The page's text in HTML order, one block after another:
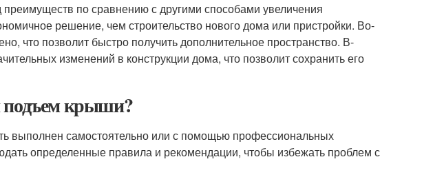
по сравнению с другими способами увеличения
решение, чем строительство нового дома или пристройки. Во-
что позволит быстро получить дополнительное пространство. В-
изменений в конструкции дома, что позволит сохранить его
подъем крыши?
самостоятельно или с помощью профессиональных
определенные правила и рекомендации, чтобы избежать проблем с